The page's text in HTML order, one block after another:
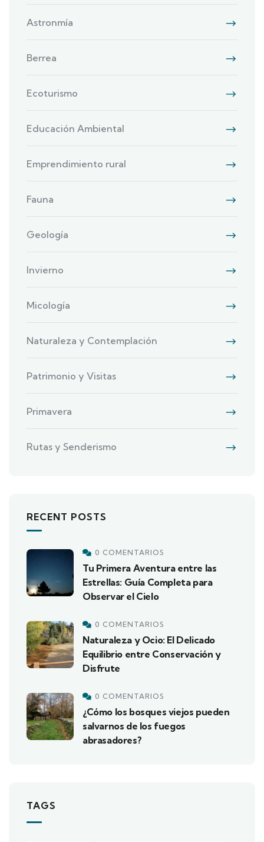
Astronmía
Berrea
Ecoturismo
Educación Ambiental
Emprendimiento rural
Fauna
Geología
Invierno
Micología
Naturaleza y Contemplación
Patrimonio y Visitas
Primavera
Rutas y Senderismo
RECENT POSTS
0 COMENTARIOS
Tu Primera Aventura entre las
Estrellas: Guía Completa para
Observar el Cielo
0 COMENTARIOS
Naturaleza y Ocio: El Delicado
Equilibrio entre Conservación y
Disfrute
0 COMENTARIOS
¿Cómo los bosques viejos pueden
salvarnos de los fuegos
abrasadores?
TAGS